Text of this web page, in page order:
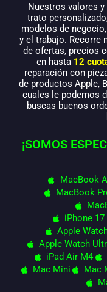
Nuestros valores
trato
modelos de
y el trabajo. Recorre
de ofertas, precios
en hasta 12
reparación con
de productos Apple,
cuales le podemos
buscas buenos
¡SOMOS
MacBook
MacBook
iPhone 17
Apple
Apple Watch
iPad Air M4
Mac Mini
Mac